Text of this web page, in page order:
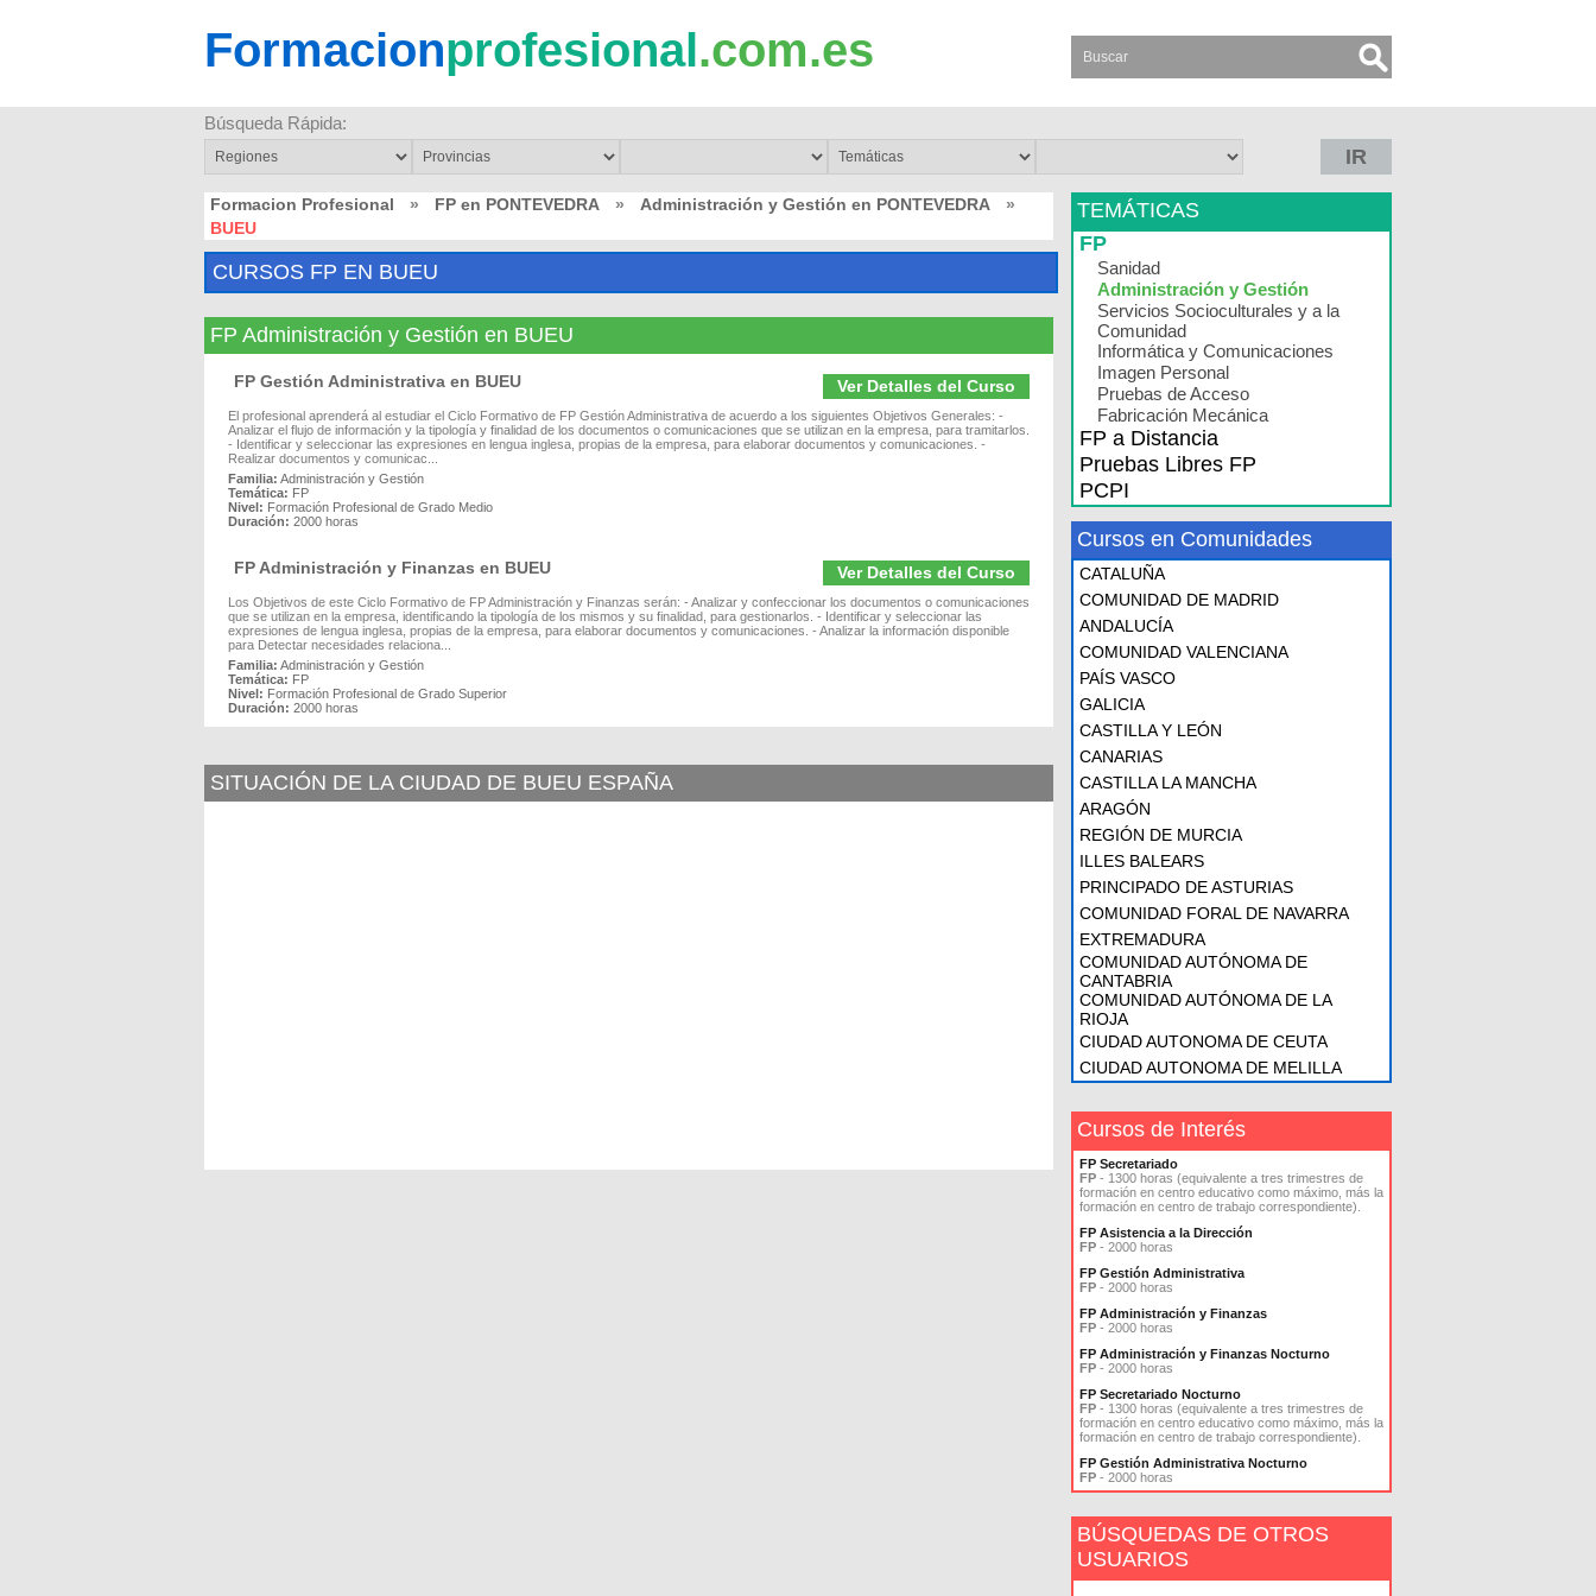
Formacionprofesional.com.es
Búsqueda Rápida:
IR
Formacion Profesional » FP en PONTEVEDRA » Administración y Gestión en PONTEVEDRA
»
BUEU
CURSOS FP EN BUEU
FP Administración y Gestión en BUEU
Ver Detalles del Curso
FP Gestión Administrativa en BUEU
El profesional aprenderá al estudiar el Ciclo Formativo de FP Gestión Administrativa de acuerdo a los siguientes Objetivos Generales: -
Analizar el flujo de información y la tipología y finalidad de los documentos o comunicaciones que se utilizan en la empresa, para tramitarlos.
- Identificar y seleccionar las expresiones en lengua inglesa, propias de la empresa, para elaborar documentos y comunicaciones. -
Realizar documentos y comunicac...
Familia: Administración y Gestión
Temática: FP
Nivel: Formación Profesional de Grado Medio
Duración: 2000 horas
Ver Detalles del Curso
FP Administración y Finanzas en BUEU
Los Objetivos de este Ciclo Formativo de FP Administración y Finanzas serán: - Analizar y confeccionar los documentos o comunicaciones
que se utilizan en la empresa, identificando la tipología de los mismos y su finalidad, para gestionarlos. - Identificar y seleccionar las
expresiones de lengua inglesa, propias de la empresa, para elaborar documentos y comunicaciones. - Analizar la información disponible
para Detectar necesidades relaciona...
Familia: Administración y Gestión
Temática: FP
Nivel: Formación Profesional de Grado Superior
Duración: 2000 horas
SITUACIÓN DE LA CIUDAD DE BUEU ESPAÑA
TEMÁTICAS
FP
Sanidad
Administración y Gestión
Servicios Socioculturales y a la
Comunidad
Informática y Comunicaciones
Imagen Personal
Pruebas de Acceso
Fabricación Mecánica
FP a Distancia
Pruebas Libres FP
PCPI
Cursos en Comunidades
CATALUÑA
COMUNIDAD DE MADRID
ANDALUCÍA
COMUNIDAD VALENCIANA
PAÍS VASCO
GALICIA
CASTILLA Y LEÓN
CANARIAS
CASTILLA LA MANCHA
ARAGÓN
REGIÓN DE MURCIA
ILLES BALEARS
PRINCIPADO DE ASTURIAS
COMUNIDAD FORAL DE NAVARRA
EXTREMADURA
COMUNIDAD AUTÓNOMA DE
CANTABRIA
COMUNIDAD AUTÓNOMA DE LA
RIOJA
CIUDAD AUTONOMA DE CEUTA
CIUDAD AUTONOMA DE MELILLA
Cursos de Interés
FP Secretariado
FP - 1300 horas (equivalente a tres trimestres de
formación en centro educativo como máximo, más la
formación en centro de trabajo correspondiente).
FP Asistencia a la Dirección
FP - 2000 horas
FP Gestión Administrativa
FP - 2000 horas
FP Administración y Finanzas
FP - 2000 horas
FP Administración y Finanzas Nocturno
FP - 2000 horas
FP Secretariado Nocturno
FP - 1300 horas (equivalente a tres trimestres de
formación en centro educativo como máximo, más la
formación en centro de trabajo correspondiente).
FP Gestión Administrativa Nocturno
FP - 2000 horas
BÚSQUEDAS DE OTROS
USUARIOS